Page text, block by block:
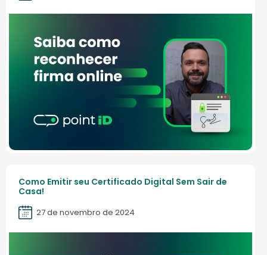
Como Emitir seu Certificado Digital Sem Sair de
Casa!
27 de novembro de 2024